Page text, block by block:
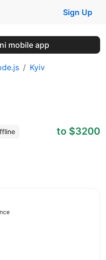
Sign Up
mobile app
Kyiv
to $3200